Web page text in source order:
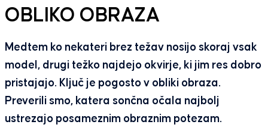
OBLIKO OBRAZA
Medtem ko nekateri brez težav nosijo skoraj vsak
model, drugi težko najdejo okvirje, ki jim res dobro
pristajajo. Ključ je pogosto v obliki obraza.
Preverili smo, katera sončna očala najbolj
ustrezajo posameznim obraznim potezam.